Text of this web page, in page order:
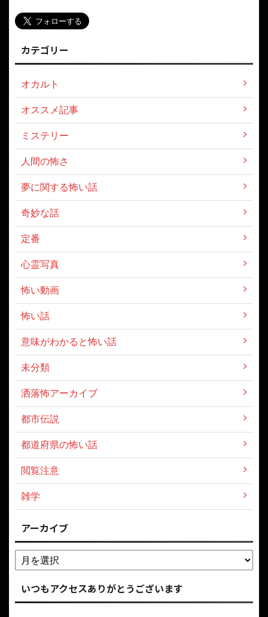
カテゴリー
オカルト
オススメ記事
ミステリー
人間の怖さ
夢に関する怖い話
奇妙な話
定番
心霊写真
怖い動画
怖い話
意味がわかると怖い話
未分類
洒落怖アーカイブ
都市伝説
都道府県の怖い話
閲覧注意
雑学
アーカイブ
いつもアクセスありがとうございます